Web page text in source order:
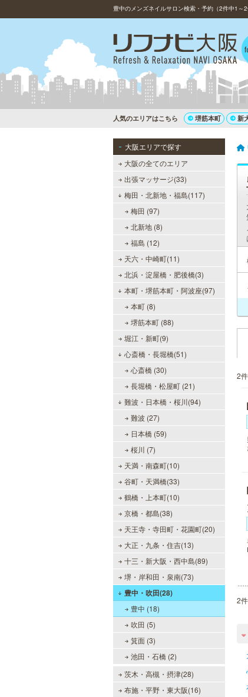
豊中のメンズネイルサロン検索・予約（2件中1～2
人気のエリアはこちら 堺筋本町 新
大阪エリアで探す
大阪の全てのエリア
出張マッサージ(33)
梅田・北新地・福島(117)
梅田 (97)
北新地 (8)
福島 (12)
天六・中崎町(11)
北浜・淀屋橋・肥後橋(3)
本町・堺筋本町・阿波座(97)
本町 (8)
堺筋本町 (88)
堀江・新町(9)
心斎橋・長堀橋(51)
心斎橋 (30)
長堀橋・松屋町 (21)
難波・日本橋・桜川(94)
難波 (27)
日本橋 (59)
桜川 (7)
天満・南森町(10)
谷町・天満橋(33)
鶴橋・上本町(10)
京橋・都島(38)
天王寺・寺田町・花園町(20)
大正・九条・住吉(13)
十三・新大阪・西中島(89)
堺・岸和田・泉南(73)
豊中・吹田(28)
豊中 (18)
吹田 (5)
箕面 (3)
池田・石橋 (2)
茨木・高槻・摂津(28)
布施・平野・東大阪(16)
2
2